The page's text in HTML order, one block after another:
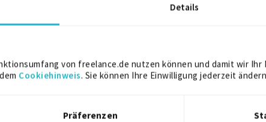
Details
von freelance.de nutzen können und damit wir
Cookiehinweis. Sie können Ihre Einwilligung jederzeit
Präferenzen
MM/APO/BW/SD und bin als SAP SD/SD Berater zertifiziert.